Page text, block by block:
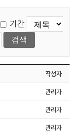
기간
작성자
관리자
관리자
관리자